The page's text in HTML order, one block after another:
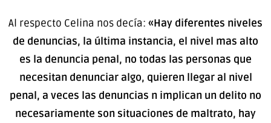
Al respecto Celina nos decía: «Hay diferentes niveles
de denuncias, la última instancia, el nivel mas alto
es la denuncia penal, no todas las personas que
necesitan denunciar algo, quieren llegar al nivel
penal, a veces las denuncias n implican un delito no
necesariamente son situaciones de maltrato, hay